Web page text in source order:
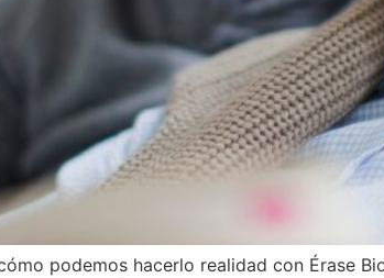
podemos hacerlo realidad con Érase